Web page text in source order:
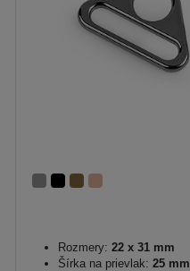
Rozmery: 22 x 31 mm
Šírka na prievlak: 25 mm